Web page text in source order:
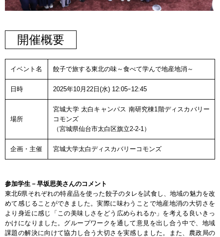
開催概要
イベント名 餃子で旅する東北の味～食べて学んで地産地消～
日時 2025年10月22日(水) 12:05ｰ12:45
場所
宮城大学 太白キャンパス 南研究棟1階ディスカバリー
コモンズ
（宮城県仙台市太白区旗立2-2-1）
企画・主催 宮城大学太白ディスカバリーコモンズ
参加学生－早坂思美さんのコメント
東北6県それぞれの特産品を使った餃子のタレを試食し、地域の魅力を改
めて感じることができました。実際に味わうことで地産地消の大切さを
より身近に感じ「この美味しさをどう広められるか」を考える良いきっ
かけになりました。グループワークを通して意見を出し合う中で、地域
課題の解決に向けて協力し合う大切さを実感しました。また、農政局の